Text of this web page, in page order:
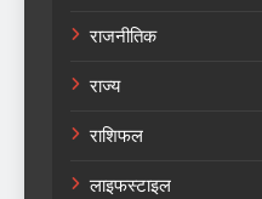
राजनीतिक
राज्य
राशिफल
लाइफस्टाइल